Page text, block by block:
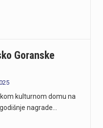
Goranske
kulturnom domu na
nagrade…